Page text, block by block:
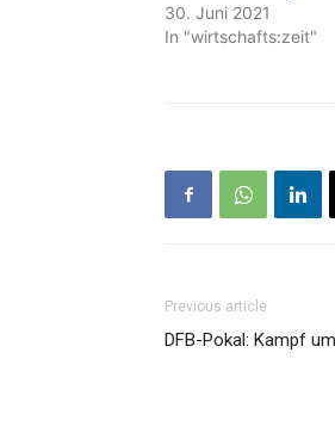
30. Juni 2021
In "wirtschafts:zeit"
Previous article
DFB-Pokal: Kampf